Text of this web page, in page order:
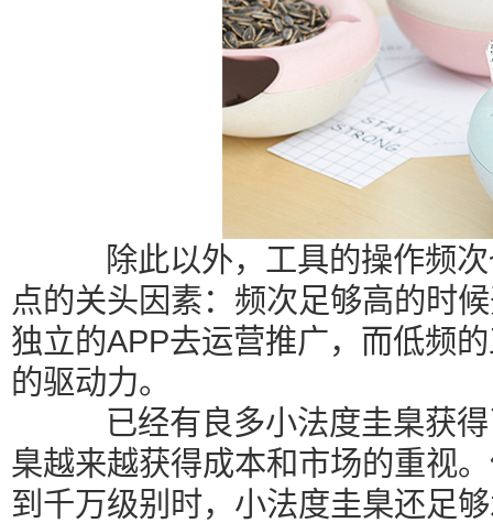
除此以外，工具的操作频次
点的关头因素：频次足够高的时
独立的APP去运营推广，而低频
的驱动力。
已经有良多小法度圭臬获得
臬越来越获得成本和市场的重视
到千万级别时，小法度圭臬还足